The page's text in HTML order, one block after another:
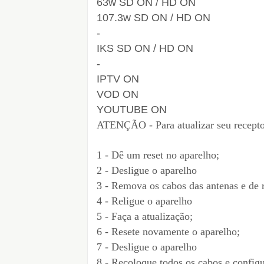
63w SD ON / HD ON
107.3w SD ON / HD ON
-
IKS SD ON / HD ON
-
IPTV ON
VOD ON
YOUTUBE ON
ATENÇÃO - Para atualizar seu
1 - Dê um reset no aparelho;
2 - Desligue o aparelho
3 - Remova os cabos das antenas e de
4 - Religue o aparelho
5 - Faça a atualização;
6 - Resete novamente o aparelho;
7 - Desligue o aparelho